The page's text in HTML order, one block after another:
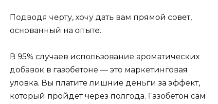
Подводя черту, хочу дать вам прямой совет,
основанный на опыте.
В 95% случаев использование ароматических
добавок в газобетоне — это маркетинговая
уловка. Вы платите лишние деньги за эффект,
который пройдет через полгода. Газобетон сам